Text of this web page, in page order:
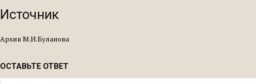
Источник
Архив М.И.Буланова
ОСТАВЬТЕ ОТВЕТ